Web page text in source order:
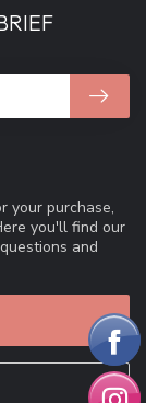
your purchase,
you'll find our
and